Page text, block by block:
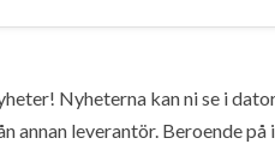
Nyheterna kan ni se i
annan leverantör. Beroende